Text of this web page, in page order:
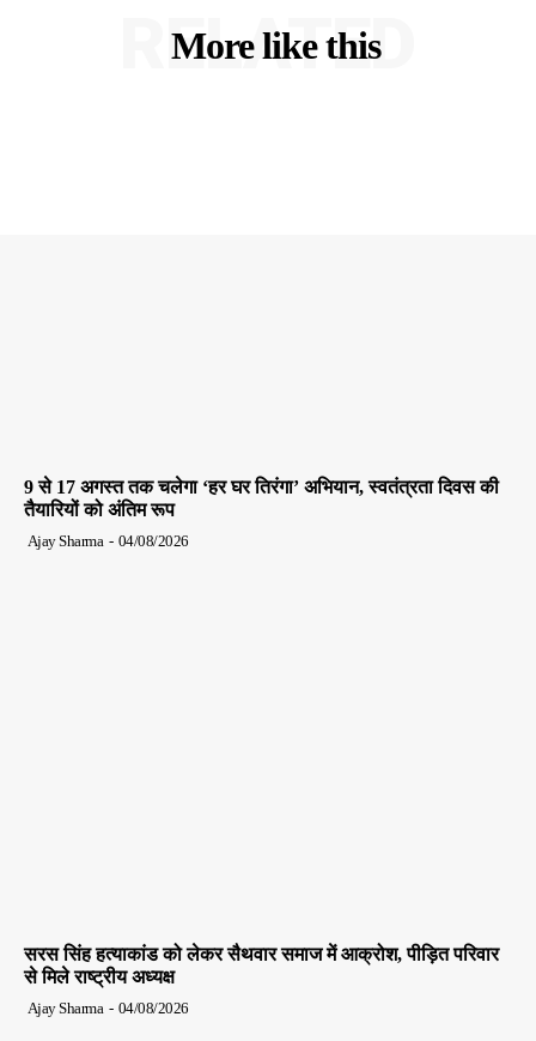
More like this
RELATED
9 से 17 अगस्त तक चलेगा ‘हर घर तिरंगा’ अभियान, स्वतंत्रता दिवस की
तैयारियों को अंतिम रूप
Ajay Sharma - 04/08/2026
सरस सिंह हत्याकांड को लेकर सैथवार समाज में आक्रोश, पीड़ित परिवार
से मिले राष्ट्रीय अध्यक्ष
Ajay Sharma - 04/08/2026